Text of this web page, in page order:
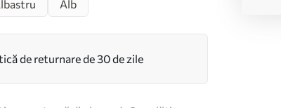
Alb
de returnare de 30 de zile